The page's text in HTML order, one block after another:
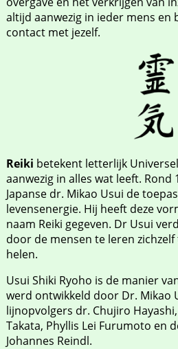
altijd aanwezig in ieder mens en
contact met jezelf.
Reiki betekent letterlijk
aanwezig in alles wat leeft.
Japanse dr. Mikao Usui de
levensenergie. Hij heeft deze
naam Reiki gegeven. Dr Usui
door de mensen te leren
helen.
Usui Shiki Ryoho is de manier
werd ontwikkeld door Dr. Mikao
lijnopvolgers dr. Chujiro
Takata, Phyllis Lei Furumoto en
Johannes Reindl.